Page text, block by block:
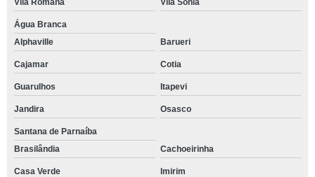
Vila Romana Vila Sônia
Água Branca
Alphaville
Barueri
Cajamar Cotia
Guarulhos Itapevi
Jandira Osasco
Santana de Parnaíba
Brasilândia
Cachoeirinha
Casa Verde Imirim